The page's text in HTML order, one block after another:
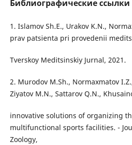
Библиографические ссылки
1. Islamov Sh.E., Urakov K.N.,
prav patsienta pri provedenii
Tverskoy Meditsinskiy Jurnal, 2021.
2. Murodov M.Sh., Normaxmatov
Ziyatov M.N., Sattarov Q.N.,
innovative solutions of organizing
multifunctional sports facilities. -
Zoology,